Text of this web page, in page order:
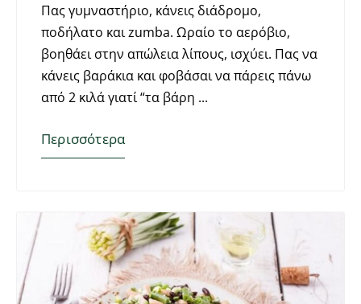
Πας γυμναστήριο, κάνεις διάδρομο,
ποδήλατο και zumba. Ωραίο το αερόβιο,
βοηθάει στην απώλεια λίπους, ισχύει. Πας να
κάνεις βαράκια και φοβάσαι να πάρεις πάνω
από 2 κιλά γιατί “τα βάρη
Περισσότερα